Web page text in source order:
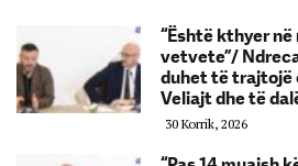
“Është kthyer në
vetvete”/
duhet të trajtojë
Veliajt dhe të
30 Korrik, 2026